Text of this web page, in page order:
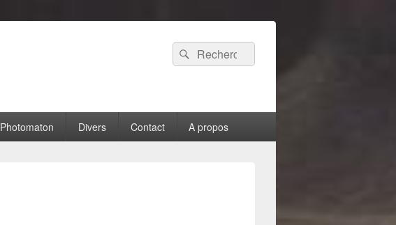
Recherche :
Rechercher
Photomaton Divers Contact A propos